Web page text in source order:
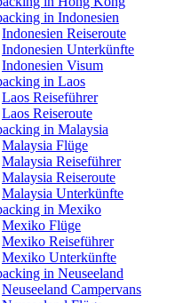
in Indonesien
Indonesien Reiseroute
Indonesien Unterkünfte
Indonesien Visum
in Laos
Laos Reiseführer
Laos Reiseroute
in Malaysia
Malaysia Flüge
Malaysia Reiseführer
Malaysia Reiseroute
Malaysia Unterkünfte
in Mexiko
Mexiko Flüge
Mexiko Reiseführer
Mexiko Unterkünfte
in Neuseeland
Neuseeland Campervans